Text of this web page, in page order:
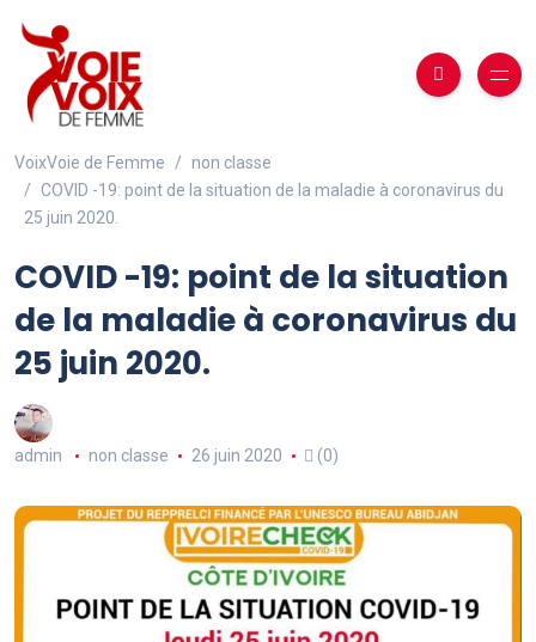
VoixVoie de Femme
non classe
COVID -19: point de la situation de la maladie à coronavirus du
25 juin 2020.
COVID -19: point de la situation
de la maladie à coronavirus du
25 juin 2020.
admin non classe 26 juin 2020 (0)